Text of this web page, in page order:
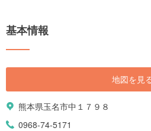
基本情報
地図を見
熊本県玉名市中１７９８
0968-74-5171